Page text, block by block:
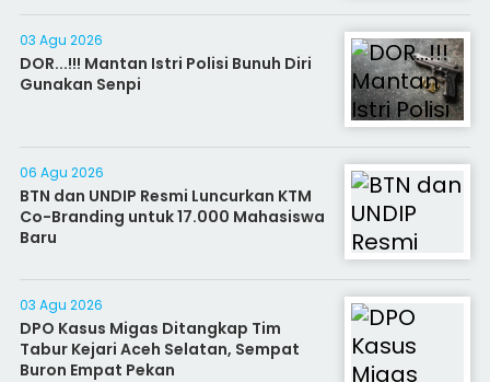
03 Agu 2026
DOR...!!! Mantan Istri Polisi Bunuh Diri
Gunakan Senpi
06 Agu 2026
BTN dan UNDIP Resmi Luncurkan KTM
Co-Branding untuk 17.000 Mahasiswa
Baru
03 Agu 2026
DPO Kasus Migas Ditangkap Tim
Tabur Kejari Aceh Selatan, Sempat
Buron Empat Pekan